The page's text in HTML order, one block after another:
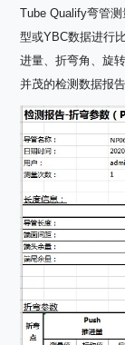
Tube Qualify弯管
型或YBC数据进行
进量、折弯角、旋
并茂的检测数据报告